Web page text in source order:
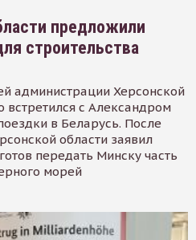
предложили
строительства
администрации Херсонской
с Александром
в Беларусь. После
области заявил
передать Минску часть
морей